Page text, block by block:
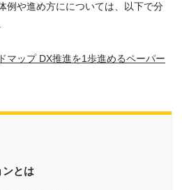
例や進め方にについては、以下で分
マップ DX推進を1歩進めるペーパー
ンとは